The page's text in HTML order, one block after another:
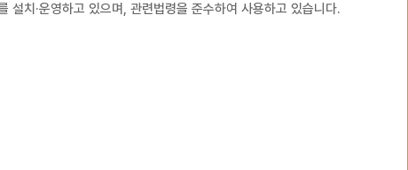
치·운영하고 있으며, 관련법령을 준수하여 사용하고 있습니다.